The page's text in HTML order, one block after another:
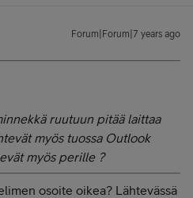
Forum|Forum|7 years ago
ruutuun pitää laittaa
myös tuossa Outlook
myös perille ?
osoite oikea? Lähtevässä